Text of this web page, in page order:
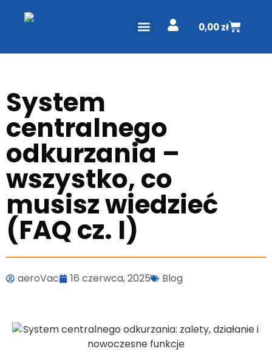
0,00zł
System
centralnego
odkurzania –
wszystko, co
musisz wiedzieć
(FAQ cz. I)
aeroVac 16 czerwca, 2025 Blog